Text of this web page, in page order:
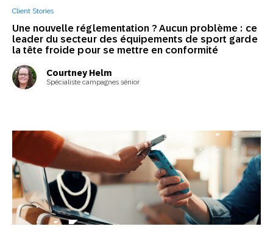
Une nouvelle réglementation ? Aucun problème : ce
leader du secteur des équipements de sport garde
la tête froide pour se mettre en conformité
Client Stories
Courtney Helm
Spécialiste campagnes sénior